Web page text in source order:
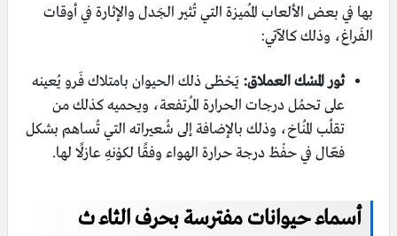
بها في بعض الألعاب المُميزة التي تُثير الجَدل والإثارة في أوقات
الفَراغ، وذلك كالآتي:
ثور المسْك العملاق: يَحْظى ذلك الحيوان بامتلاك فَرو يُعينه
على تحمُل درجات الحرارة المُرتفعة، ويحميه كذلك من
تقلُب المُناخ، وذلك بالإضافة إلى شُعيراته التي تُساهم بشكل
فعّال في حفْظ درجة حرارة الهواء وفقًا لكوْنهِ عازلًا لها.
أسماء حيوانات مفترسة بحرف الثاء ث